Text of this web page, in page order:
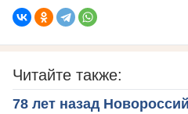
Читайте также:
78 лет назад